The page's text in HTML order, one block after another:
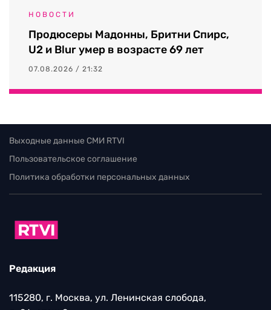
НОВОСТИ
Продюсеры Мадонны, Бритни Спирс,
U2 и Blur умер в возрасте 69 лет
07.08.2026 / 21:32
Выходные данные СМИ RTVI
Пользовательское соглашение
Политика обработки персональных данных
Редакция
115280, г. Москва, ул. Ленинская слобода,